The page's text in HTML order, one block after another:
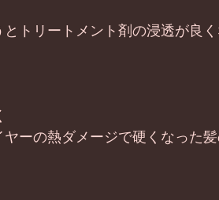
トリートメント剤の浸透が良
ーの熱ダメージで硬くなった